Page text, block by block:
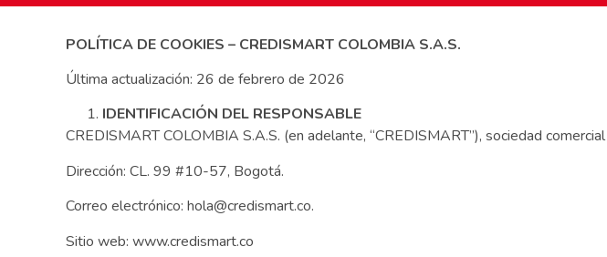
POLÍTICA DE COOKIES – CREDISMART COLOMBIA S.A.S.
Última actualización: 26 de febrero de 2026
IDENTIFICACIÓN DEL RESPONSABLE
CREDISMART COLOMBIA S.A.S. (en adelante, “CREDISMART”), sociedad
Dirección: CL. 99 #10-57, Bogotá.
Correo electrónico: hola@credismart.co.
Sitio web: www.credismart.co